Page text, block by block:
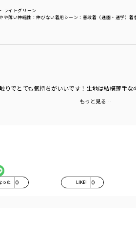
や薄い伸縮性 ：伸びない着用シーン ：普段着（通園・通学）着
-ライトグリーン
りでとても気持ちがいいです！生地は結構薄手
もっと見る…
った 0 LIKE! 0